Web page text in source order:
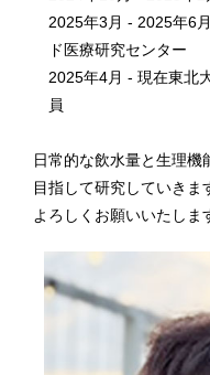
2025年3月 - 2025年6
ド医療研究センター
2025年4月 - 現在東北
員
日常的な飲水量と生理機
目指して研究していきま
よろしくお願いいたしま